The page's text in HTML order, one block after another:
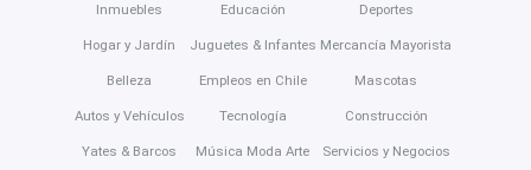
Inmuebles
Hogar y Jardín
Belleza
Autos y Vehículos
Yates & Barcos
Educación
Juguetes & Infantes
Empleos en Chile
Tecnología
Música Moda Arte
Deportes
Mercancía Mayorista
Mascotas
Construcción
Servicios y Negocios